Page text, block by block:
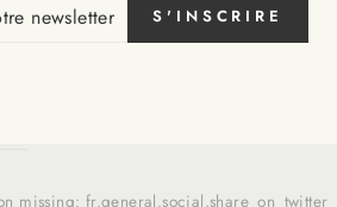
BODY!
prossimo appuntamento e nel
missing: fr.general.social.share_on_twitter
S'INSCRIRE